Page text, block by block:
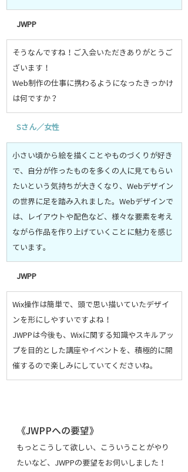
JWPP
そうなんですね！ご入会いただきありがとうご
ざいます！
Web制作の仕事に携わるようになったきっかけ
は何ですか？
Sさん／女性
小さい頃から絵を描くことやものづくりが好き
で、自分が作ったものを多くの人に見てもらい
たいという気持ちが大きくなり、Webデザイン
の世界に足を踏み入れました。Webデザインで
は、レイアウトや配色など、様々な要素を考え
ながら作品を作り上げていくことに魅力を感じ
ています。
JWPP
Wix操作は簡単で、頭で思い描いていたデザイ
ンを形にしやすいですよね！
JWPPは今後も、Wixに関する知識やスキルアッ
プを目的とした講座やイベントを、積極的に開
催するので楽しみにしていてくださいね。
《JWPPへの要望》
もっとこうして欲しい、こういうことがやり
たいなど、JWPPの要望をお伺いしました！